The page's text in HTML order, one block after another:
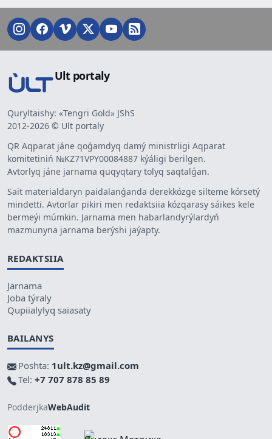
Ult portaly
Quryltaishy: «Tengri Gold» JShS
2012-2026 © Ult portaly
QR Aqparat jáne qoǵamdyq damý ministrligi Aqparat
komitetiniń №KZ71VPY00084887 kýáligi berilgen.
Avtorlyq jáne jarnama quqyqtary tolyq saqtalǵan.
Sait materialdaryn paidalanǵanda derekkózge silteme kórsetý
mindetti. Avtorlar pikiri men redaktsiia kózqarasy sáikes kele
bermeýi múmkin. Jarnama men habarlandyrýlardyń
mazmunyna jarnama berýshi jaýapty.
REDAKTSIIA
Jarnama
Joba týraly
Qupiialylyq saiasaty
BAILANYS
Poshta: 1ult.kz@gmail.com
Tel: +7 707 878 85 89
PodderjkaWebAudit